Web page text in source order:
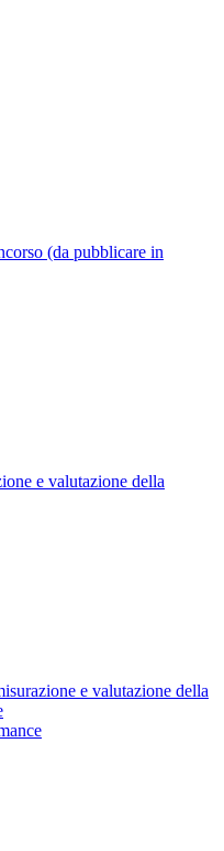
(da pubblicare in
e valutazione della
e valutazione della